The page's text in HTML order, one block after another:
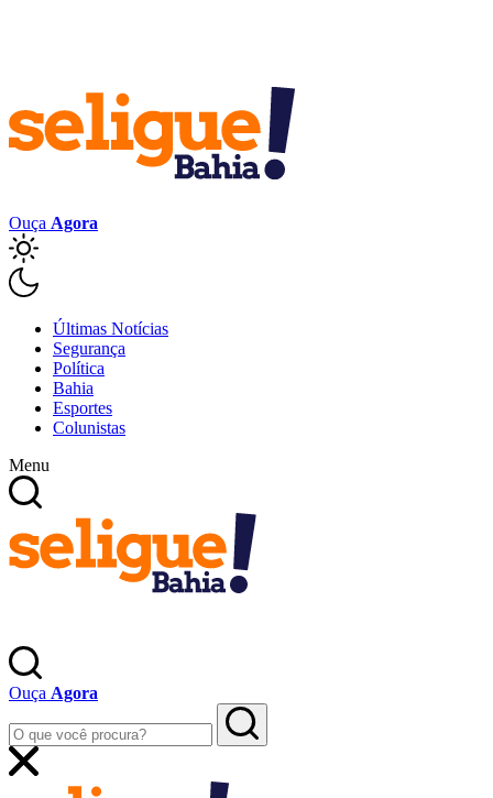
Ouça Agora
Últimas Notícias
Segurança
Política
Bahia
Esportes
Colunistas
Menu
Ouça Agora